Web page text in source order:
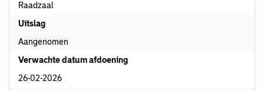
Raadzaal
Uitslag
Aangenomen
Verwachte datum afdoening
26-02-2026